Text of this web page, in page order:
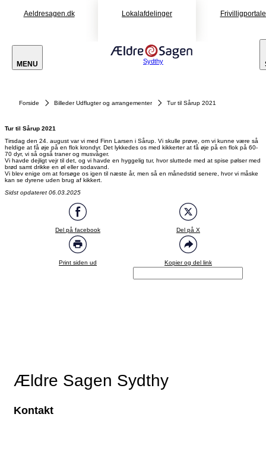
Aeldresagen.dk Lokalafdelinger
MENU Sydthy
Forside Billeder Udflugter og arrangementer Tur til Sårup 2021
Tur til Sårup 2021
Tirsdag den 24. august var vi med Finn Larsen i Sårup. Vi skulle prøve, om vi kunne være så
heldige at få øje på en flok krondyr. Det lykkedes os med kikkerter at få øje på en flok på 60-
70 dyr, vi så også traner og musvåger.
Vi havde dejligt vejr til det, og vi havde en hyggelig tur, hvor sluttede med at spise pølser med
brød samt drikke en øl eller sodavand.
Vi blev enige om at forsøge os igen til næste år, men så en månedstid senere, hvor vi måske
kan se dyrene uden brug af kikkert.
Sidst opdateret 06.03.2025
Del på facebook Del på X
Print siden ud Kopier og del link
Ældre Sagen Sydthy
Kontakt